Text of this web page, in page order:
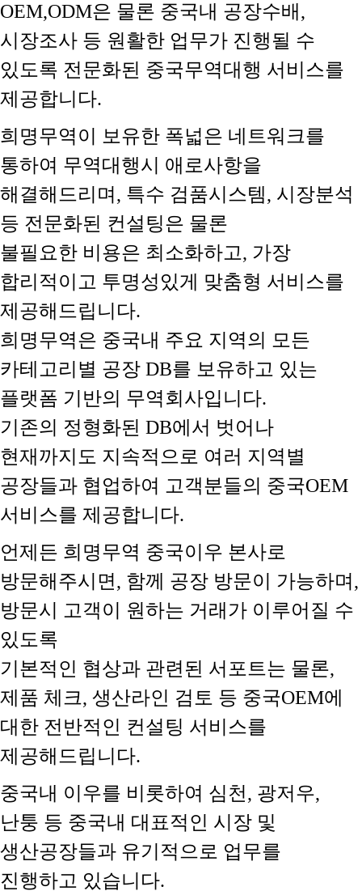
OEM,ODM은 물론 중국내 공장수배,
시장조사 등 원활한 업무가 진행될 수
있도록 전문화된 중국무역대행 서비스를
제공합니다.
희명무역이 보유한 폭넓은 네트워크를
통하여 무역대행시 애로사항을
해결해드리며, 특수 검품시스템, 시장분석
등 전문화된 컨설팅은 물론
불필요한 비용은 최소화하고, 가장
합리적이고 투명성있게 맞춤형 서비스를
제공해드립니다.
희명무역은 중국내 주요 지역의 모든
카테고리별 공장 DB를 보유하고 있는
플랫폼 기반의 무역회사입니다.
기존의 정형화된 DB에서 벗어나
현재까지도 지속적으로 여러 지역별
공장들과 협업하여 고객분들의 중국OEM
서비스를 제공합니다.
언제든 희명무역 중국이우 본사로
방문해주시면, 함께 공장 방문이 가능하며,
방문시 고객이 원하는 거래가 이루어질 수
있도록
기본적인 협상과 관련된 서포트는 물론,
제품 체크, 생산라인 검토 등 중국OEM에
대한 전반적인 컨설팅 서비스를
제공해드립니다.
중국내 이우를 비롯하여 심천, 광저우,
난퉁 등 중국내 대표적인 시장 및
생산공장들과 유기적으로 업무를
진행하고 있습니다.